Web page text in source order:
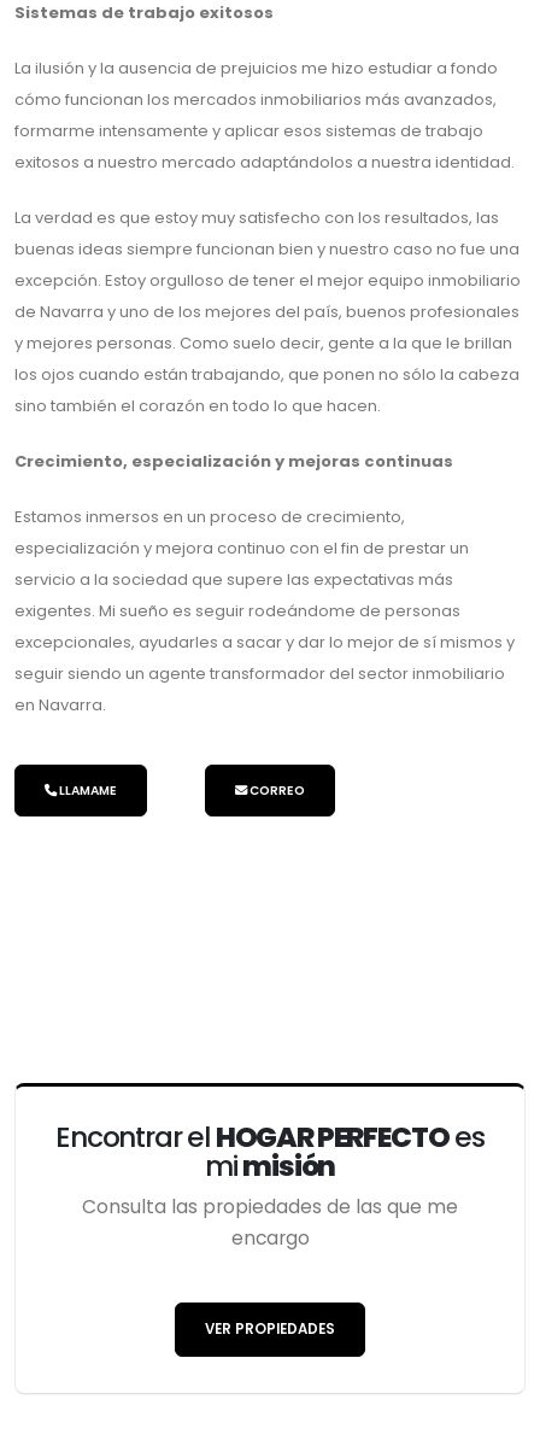
Sistemas de trabajo exitosos
La ilusión y la ausencia de prejuicios me hizo estudiar a fondo
cómo funcionan los mercados inmobiliarios más avanzados,
formarme intensamente y aplicar esos sistemas de trabajo
exitosos a nuestro mercado adaptándolos a nuestra identidad.
La verdad es que estoy muy satisfecho con los resultados, las
buenas ideas siempre funcionan bien y nuestro caso no fue una
excepción. Estoy orgulloso de tener el mejor equipo inmobiliario
de Navarra y uno de los mejores del país, buenos profesionales
y mejores personas. Como suelo decir, gente a la que le brillan
los ojos cuando están trabajando, que ponen no sólo la cabeza
sino también el corazón en todo lo que hacen.
Crecimiento, especialización y mejoras continuas
Estamos inmersos en un proceso de crecimiento,
especialización y mejora continuo con el fin de prestar un
servicio a la sociedad que supere las expectativas más
exigentes. Mi sueño es seguir rodeándome de personas
excepcionales, ayudarles a sacar y dar lo mejor de sí mismos y
seguir siendo un agente transformador del sector inmobiliario
en Navarra.
LLAMAME CORREO
Encontrar elHOGAR PERFECTOes
mimisión
Consulta las propiedades de las que me
encargo
VER PROPIEDADES